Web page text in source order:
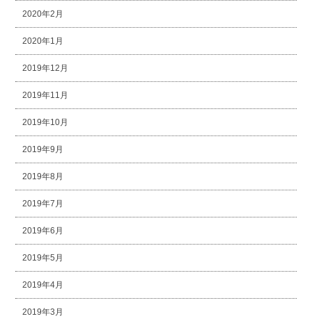
2020年2月
2020年1月
2019年12月
2019年11月
2019年10月
2019年9月
2019年8月
2019年7月
2019年6月
2019年5月
2019年4月
2019年3月